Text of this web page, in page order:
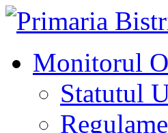
Monitorul
Statutul